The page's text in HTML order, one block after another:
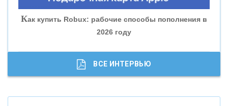
«СОВКОМБАНК»
«ГАЗПРОМБАНК»
«МОСКОВСКИЙ КРЕДИТНЫЙ БАНК»
Как купить Robux: рабочие способы пополнения в
2026 году
ВСЕ ИНТЕРВЬЮ